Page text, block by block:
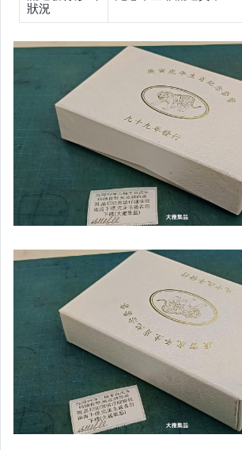
狀況